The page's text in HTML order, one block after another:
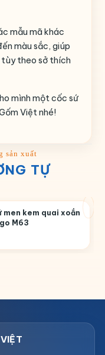
mẫu mã khác
màu sắc, giúp
tùy theo sở thích
mình một cốc sứ
Việt nhé!
TỰ
men kem quai xoắn
M63